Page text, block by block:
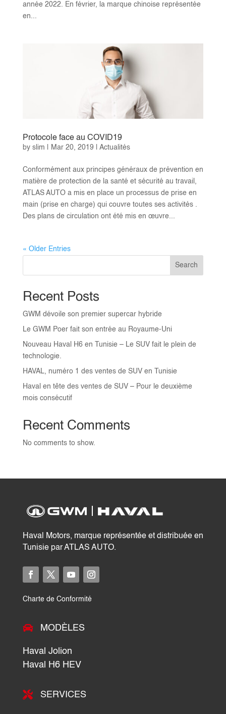
année 2022. En février, la marque chinoise représentée
en...
Protocole face au COVID19
by slim Mar 20, 2019 Actualités
Conformément aux principes généraux de prévention en
matière de protection de la santé et sécurité au travail,
ATLAS AUTO a mis en place un processus de prise en
main (prise en charge) qui couvre toutes ses activités .
Des plans de circulation ont été mis en œuvre...
« Older Entries
Search
Recent Posts
GWM dévoile son premier supercar hybride
Le GWM Poer fait son entrée au Royaume-Uni
Nouveau Haval H6 en Tunisie – Le SUV fait le plein de
technologie.
HAVAL, numéro 1 des ventes de SUV en Tunisie
Haval en tête des ventes de SUV – Pour le deuxième
mois consécutif
Recent Comments
No comments to show.
Haval Motors, marque représentée et distribuée en
Tunisie par ATLAS AUTO.
Charte de Conformité
 MODÈLES
Haval Jolion
Haval H6 HEV
 SERVICES